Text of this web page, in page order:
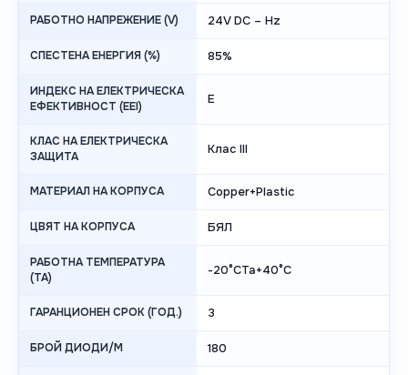
РАБОТНО НАПРЕЖЕНИЕ (V) 24V DC – Hz
СПЕСТЕНА ЕНЕРГИЯ (%) 85%
ИНДЕКС НА ЕЛЕКТРИЧЕСКА
ЕФЕКТИВНОСТ (EEI)
E
КЛАС НА ЕЛЕКТРИЧЕСКА
ЗАЩИТА
Клас III
МАТЕРИАЛ НА КОРПУСА Copper+Plastic
ЦВЯТ НА КОРПУСА БЯЛ
РАБОТНА ТЕМПЕРАТУРА
(TA)
-20°CTa+40°C
ГАРАНЦИОНЕН СРОК (ГОД.) 3
БРОЙ ДИОДИ/М 180